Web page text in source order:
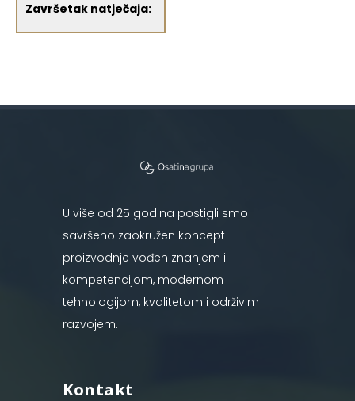
Završetak natječaja:
U više od 25 godina postigli smo
savršeno zaokružen koncept
proizvodnje vođen znanjem i
kompetencijom, modernom
tehnologijom, kvalitetom i održivim
razvojem.
Kontakt